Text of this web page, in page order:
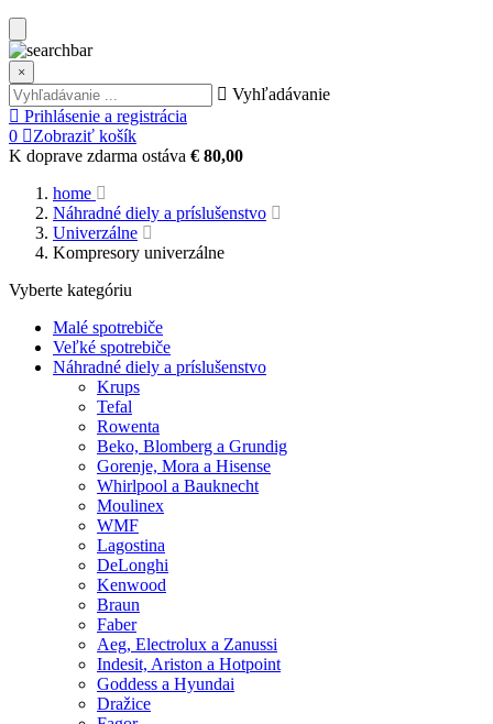
×
Vyhľadávanie
Prihlásenie a registrácia
0
Zobraziť košík
K doprave zdarma ostáva € 80,00
home
Náhradné diely a príslušenstvo
Univerzálne
Kompresory univerzálne
Vyberte kategóriu
Malé spotrebiče
Veľké spotrebiče
Náhradné diely a príslušenstvo
Krups
Tefal
Rowenta
Beko, Blomberg a Grundig
Gorenje, Mora a Hisense
Whirlpool a Bauknecht
Moulinex
WMF
Lagostina
DeLonghi
Kenwood
Braun
Faber
Aeg, Electrolux a Zanussi
Indesit, Ariston a Hotpoint
Goddess a Hyundai
Dražice